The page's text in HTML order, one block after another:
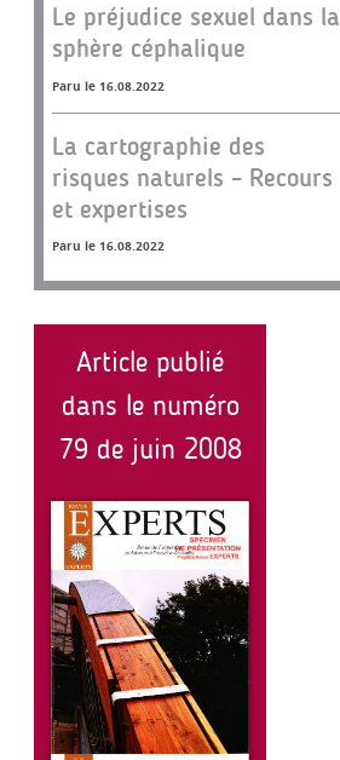
Le préjudice sexuel dans la
sphère céphalique
Paru le 16.08.2022
La cartographie des
risques naturels – Recours
et expertises
Paru le 16.08.2022
Article publié
dans le numéro
79 de juin 2008